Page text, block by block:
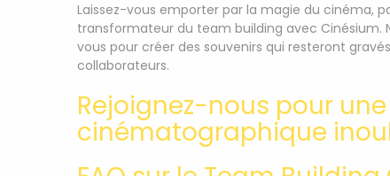
Laissez-vous emporter par la magie du cinéma,
transformateur du team building avec Cinésium.
vous pour créer des souvenirs qui resteront
collaborateurs.
Rejoignez-nous pour
cinématographique